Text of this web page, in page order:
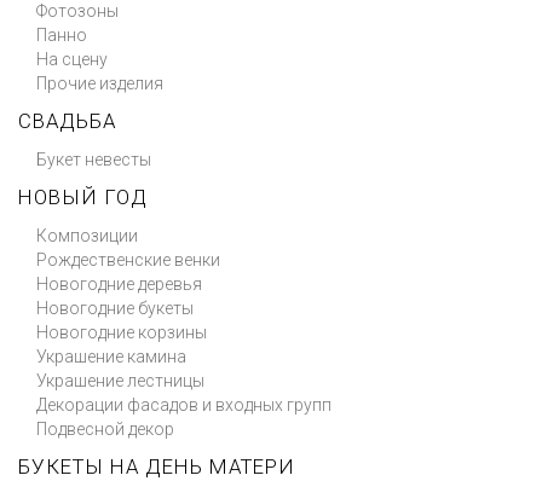
Фотозоны
Панно
На сцену
Прочие изделия
СВАДЬБА
Букет невесты
НОВЫЙ ГОД
Композиции
Рождественские венки
Новогодние деревья
Новогодние букеты
Новогодние корзины
Украшение камина
Украшение лестницы
Декорации фасадов и входных групп
Подвесной декор
БУКЕТЫ НА ДЕНЬ МАТЕРИ